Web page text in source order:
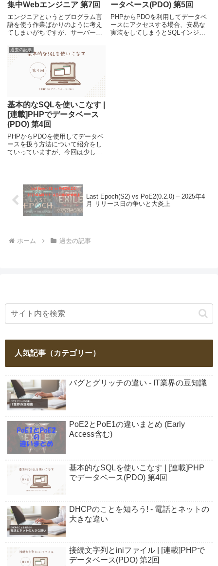
集中Webエンジニア 第7回
エンジニアというとプログラム言
語を使う作業ばかりのように考え
てしまいがちですが、サーバーや
ジニアの仕事の一つです。今回は
駆け出しのWebエンジニアに向け
て、Linux環境を準備してApache
を利用したWebサーバー構築の基
本的な作業の流れについて紹介し
ータベース(PDO) 第5回
PHPからPDOを利用してデータベ
ースにアクセスする場合、安易な
実装をしてしまうとSQLインジェ
過去の記事
基本的なSQLを使いこなす |
[連載]PHPでデータベース
(PDO) 第4回
PHPからPDOを使用してデータベ
ースを扱う方法について紹介をし
ていっていますが、今回は少し
簡単に紹介しています。
Last Epoch(S2) vs PoE2(0.2.0) – 2025年4
月 リリース日の争いと大炎上
ホーム 過去の記事
人気記事（カテゴリー）
バグとグリッチの違い - IT業界の豆知識
PoE2とPoE1の違いまとめ (Early
Access含む)
基本的なSQLを使いこなす | [連載]PHP
でデータベース(PDO) 第4回
DHCPのことを知ろう! - 電話とネットの
大きな違い
接続文字列とiniファイル | [連載]PHPで
データベース(PDO) 第2回